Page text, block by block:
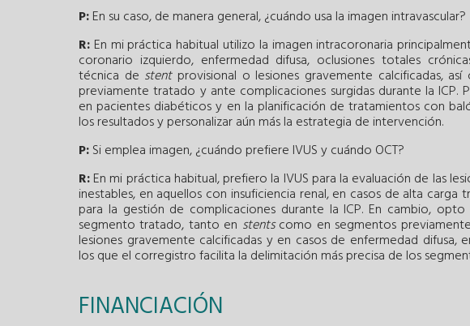
P:En su caso, de manera general, ¿cuándo usa la imagen intravascular?
R: En mi práctica habitual utilizo la imagen intracoronaria
coronario izquierdo, enfermedad difusa, oclusiones totales
técnica de stentprovisional o lesiones gravemente calcificadas,
previamente tratado y ante complicaciones surgidas durante la ICP.
en pacientes diabéticos y en la planificación de tratamientos con
los resultados y personalizar aún más la estrategia de intervención.
P:Si emplea imagen, ¿cuándo prefiere IVUS y cuándo OCT?
R:En mi práctica habitual, prefiero la IVUS para la evaluación de las
inestables, en aquellos con insuficiencia renal, en casos de alta
para la gestión de complicaciones durante la ICP. En cambio,
segmento tratado, tanto en stentscomo en segmentos
lesiones gravemente calcificadas y en casos de enfermedad difusa,
los que el corregistro facilita la delimitación más precisa de los
FINANCIACIÓN